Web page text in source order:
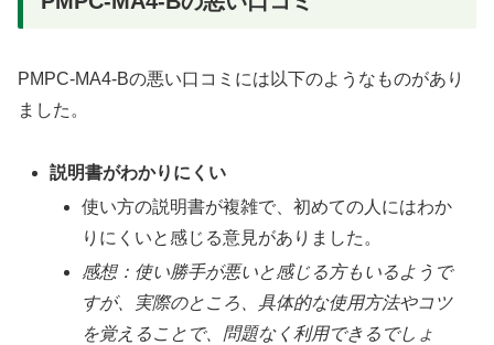
PMPC-MA4-Bの悪い口コミには以下のようなものがあり
ました。
説明書がわかりにくい
使い方の説明書が複雑で、初めての人にはわか
りにくいと感じる意見がありました。
感想：使い勝手が悪いと感じる方もいるようで
すが、実際のところ、具体的な使用方法やコツ
を覚えることで、問題なく利用できるでしょ